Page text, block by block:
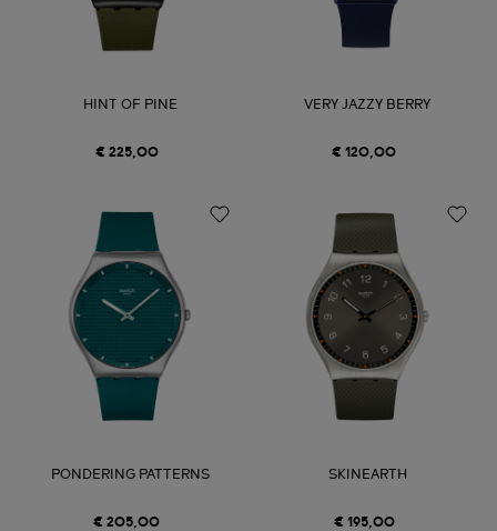
HINT OF PINE
€ 225,00
VERY JAZZY BERRY
€ 120,00
PONDERING PATTERNS
€ 205,00
SKINEARTH
€ 195,00